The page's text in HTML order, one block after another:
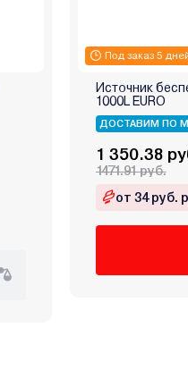
Под заказ 5
Источник
1000L EURO
ДОСТАВИМ ПО
1 350.38
1471.91 руб.
от 34 руб.